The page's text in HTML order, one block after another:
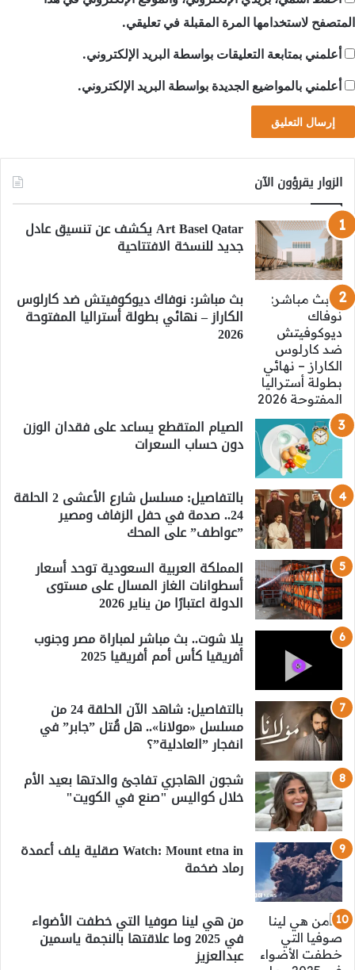
المتصفح لاستخدامها المرة المقبلة في تعليقي.
أعلمني بمتابعة التعليقات بواسطة البريد الإلكتروني.
أعلمني بالمواضيع الجديدة بواسطة البريد الإلكتروني.
الزوار يقرؤون الآن
Art Basel Qatar يكشف عن تنسيق عادل
جديد للنسخة الافتتاحية
بث مباشر: نوفاك ديوكوفيتش ضد كارلوس
الكاراز – نهائي بطولة أستراليا المفتوحة
2026
الصيام المتقطع يساعد على فقدان الوزن
دون حساب السعرات
بالتفاصيل: مسلسل شارع الأعشى 2 الحلقة
24.. صدمة في حفل الزفاف ومصير
”عواطف” على المحك
المملكة العربية السعودية توحد أسعار
أسطوانات الغاز المسال على مستوى
الدولة اعتبارًا من يناير 2026
يلا شوت.. بث مباشر لمباراة مصر وجنوب
أفريقيا كأس أمم أفريقيا 2025
بالتفاصيل: شاهد الآن الحلقة 24 من
مسلسل «مولانا».. هل قُتل ”جابر” في
انفجار ”العادلية”؟
شجون الهاجري تفاجئ والدتها بعيد الأم
خلال كواليس "صنع في الكويت"
Watch: Mount etna in صقلية يلف أعمدة
رماد ضخمة
من هي لينا صوفيا التي خطفت الأضواء
في 2025 وما علاقتها بالنجمة ياسمين
عبدالعزيز